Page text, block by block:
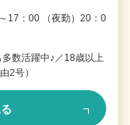
17：00 （夜勤）20：0
数活躍中♪／18歳以上
2号）